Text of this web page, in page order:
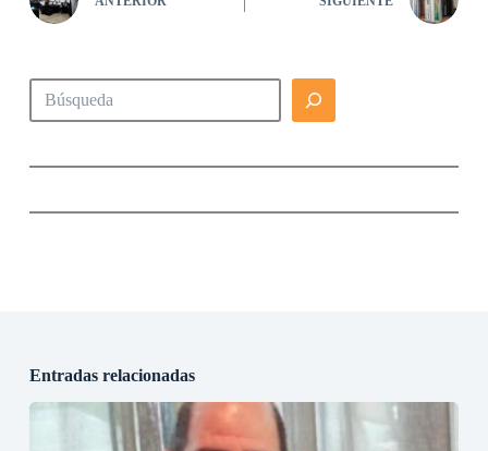
Buscar
Entradas relacionadas